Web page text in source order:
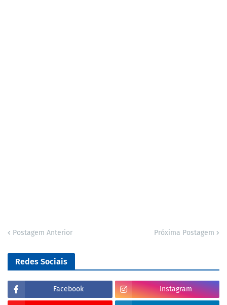
Postagem Anterior Próxima Postagem
Redes Sociais
Facebook Instagram